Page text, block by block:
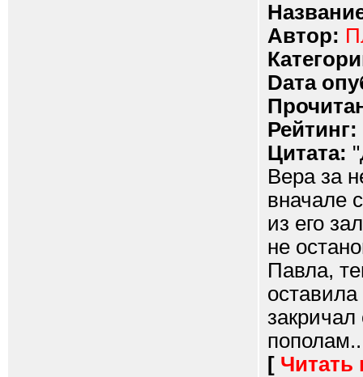
Автор:
Dата
Рейтинг:
Цитата:
Вера за
вначале
из его
не
Павла,
закричал
[ Читать